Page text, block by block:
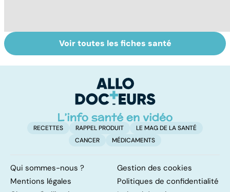
HPV : tout savoir
sur les
Tout savoir sur le
cancer de la
Voir toutes les fiches santé
RECETTES RAPPEL PRODUIT
LE MAG DE LA SANTÉ
CANCER
MÉDICAMENTS
Qui sommes-nous ?
Gestion des cookies
Mentions légales
Politiques de confidentialité